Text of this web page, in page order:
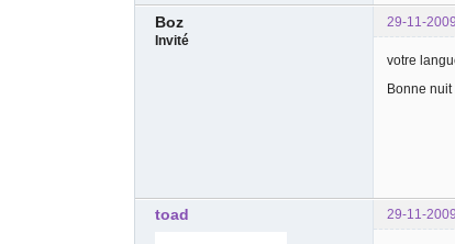
Boz
29-11-
Invité
votre
Bonne nuit
toad 29-11-